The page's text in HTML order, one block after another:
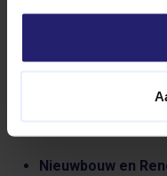
Schuimbetonvloeren
Nieuwbouw en